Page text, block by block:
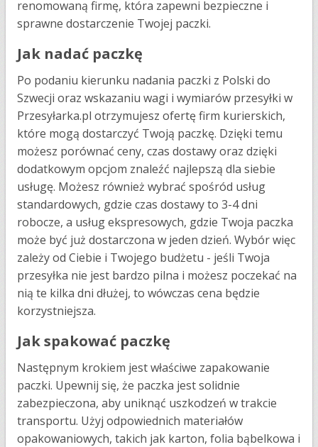
renomowaną firmę, która zapewni bezpieczne i
sprawne dostarczenie Twojej paczki.
Jak nadać paczkę
Po podaniu kierunku nadania paczki z Polski do
Szwecji oraz wskazaniu wagi i wymiarów przesyłki w
Przesyłarka.pl otrzymujesz ofertę firm kurierskich,
które mogą dostarczyć Twoją paczkę. Dzięki temu
możesz porównać ceny, czas dostawy oraz dzięki
dodatkowym opcjom znaleźć najlepszą dla siebie
usługę. Możesz również wybrać spośród usług
standardowych, gdzie czas dostawy to 3-4 dni
robocze, a usług ekspresowych, gdzie Twoja paczka
może być już dostarczona w jeden dzień. Wybór więc
zależy od Ciebie i Twojego budżetu - jeśli Twoja
przesyłka nie jest bardzo pilna i możesz poczekać na
nią te kilka dni dłużej, to wówczas cena będzie
korzystniejsza.
Jak spakować paczkę
Następnym krokiem jest właściwe zapakowanie
paczki. Upewnij się, że paczka jest solidnie
zabezpieczona, aby uniknąć uszkodzeń w trakcie
transportu. Użyj odpowiednich materiałów
opakowaniowych, takich jak karton, folia bąbelkowa i